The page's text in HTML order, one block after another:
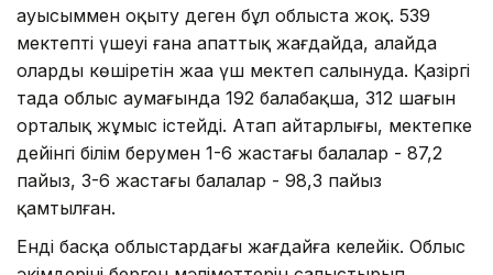
ауысыммен оқыту деген бұл облыста жоқ. 539
мектептің үшеуі ғана апаттық жағдайда, алайда
оларды көшіретін жаңа үш мектеп салынуда. Қазіргі
таңда облыс аумағында 192 балабақша, 312 шағын
орталық жұмыс істейді. Атап айтарлығы, мектепке
дейінгі білім берумен 1-6 жастағы балалар - 87,2
пайыз, 3-6 жастағы балалар - 98,3 пайыз
қамтылған.
Енді басқа облыстардағы жағдайға келейік. Облыс